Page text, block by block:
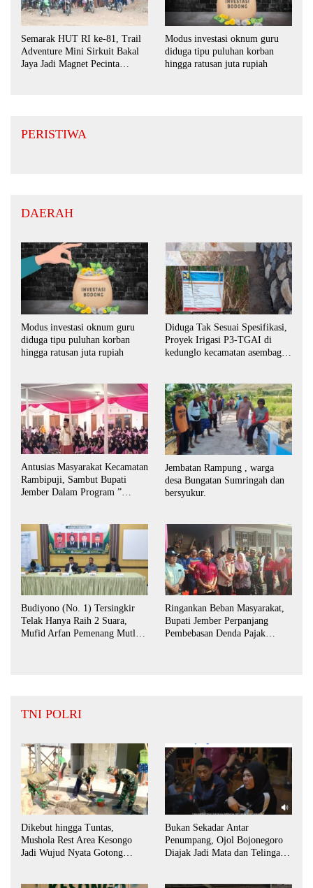
Semarak HUT RI ke-81, Trail
Adventure Mini Sirkuit Bakal
Jaya Jadi Magnet Pecinta
Modus investasi oknum guru
diduga tipu puluhan korban
hingga ratusan juta rupiah
PERISTIWA
DAERAH
Modus investasi oknum guru
diduga tipu puluhan korban
hingga ratusan juta rupiah
Diduga Tak Sesuai Spesifikasi,
Proyek Irigasi P3-TGAI di
kedunglo kecamatan asembagus
Antusias Masyarakat Kecamatan
Rambipuji, Sambut Bupati
Jember Dalam Program ”
Jembatan Rampung , warga
desa Bungatan Sumringah dan
bersyukur.
Budiyono (No. 1) Tersingkir
Telak Hanya Raih 2 Suara,
Mufid Arfan Pemenang Mutlak
Ringankan Beban Masyarakat,
Bupati Jember Perpanjang
Pembebasan Denda Pajak
TNI POLRI
Dikebut hingga Tuntas,
Mushola Rest Area Kesongo
Jadi Wujud Nyata Gotong
Bukan Sekadar Antar
Penumpang, Ojol Bojonegoro
Diajak Jadi Mata dan Telinga